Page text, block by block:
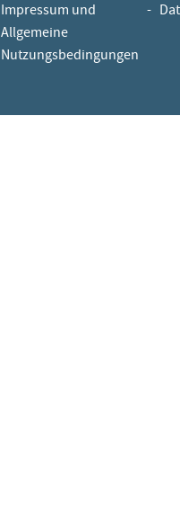
Impressum und
Allgemeine
Nutzungsbedingungen
-